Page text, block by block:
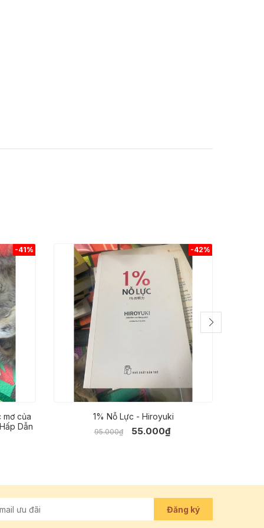
-41%
mơ của
Dẫn
-42%
1% Nỗ Lực - Hiroyuki
95.000₫ 55.000₫
Đăng ký